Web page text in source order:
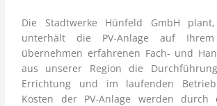
Die Stadtwerke Hünfeld GmbH
unterhält die PV-Anlage auf
übernehmen erfahrenen Fach- und
aus unserer Region die
Errichtung und im laufenden
Kosten der PV-Anlage werden durch